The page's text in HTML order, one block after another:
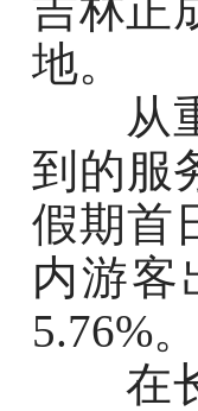
地。
从重
到的服
假期首
内游客
5.76%。
在长